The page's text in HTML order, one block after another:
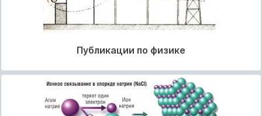
Публикации по физике